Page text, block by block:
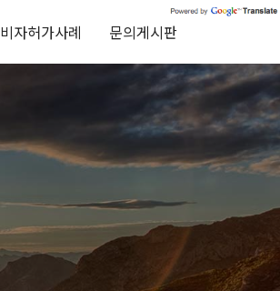
비자허가사례 문의게시판